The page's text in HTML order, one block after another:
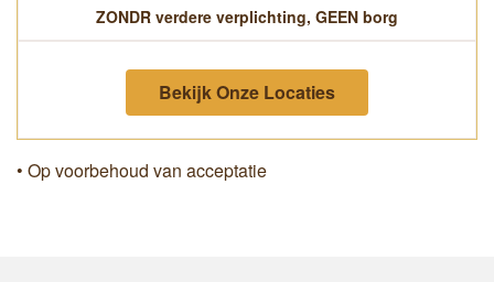
ZONDR verdere verplichting, GEEN borg
Bekijk Onze Locaties
• Op voorbehoud van acceptatie